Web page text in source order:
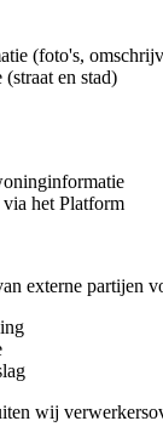
(foto's,
en stad)
het Platform
externe partijen
wij